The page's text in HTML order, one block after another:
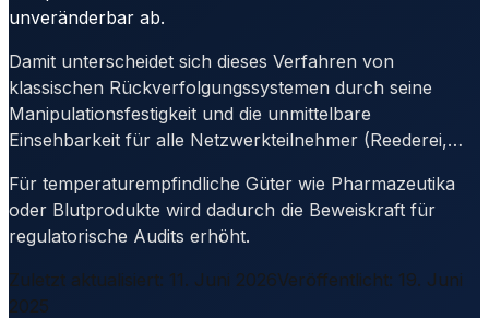
unveränderbar ab.
Damit unterscheidet sich dieses Verfahren von
klassischen Rückverfolgungssystemen durch seine
Manipulationsfestigkeit und die unmittelbare
Einsehbarkeit für alle Netzwerkteilnehmer (Reederei,…
Für temperaturempfindliche Güter wie Pharmazeutika
oder Blutprodukte wird dadurch die Beweiskraft für
regulatorische Audits erhöht.
Zuletzt aktualisiert: 11. Juni 2026Veröffentlicht: 19. Juni
2025